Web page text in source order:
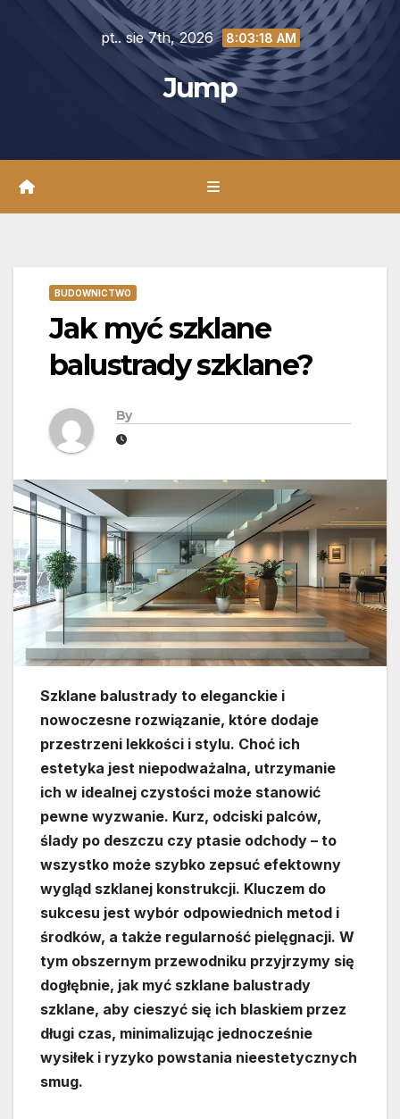
pt.. sie 7th, 2026 8:03:19 AM
Jump
BUDOWNICTWO
Jak myć szklane
balustrady szklane?
By
Szklane balustrady to eleganckie i
nowoczesne rozwiązanie, które dodaje
przestrzeni lekkości i stylu. Choć ich
estetyka jest niepodważalna, utrzymanie
ich w idealnej czystości może stanowić
pewne wyzwanie. Kurz, odciski palców,
ślady po deszczu czy ptasie odchody – to
wszystko może szybko zepsuć efektowny
wygląd szklanej konstrukcji. Kluczem do
sukcesu jest wybór odpowiednich metod i
środków, a także regularność pielęgnacji. W
tym obszernym przewodniku przyjrzymy się
dogłębnie, jak myć szklane balustrady
szklane, aby cieszyć się ich blaskiem przez
długi czas, minimalizując jednocześnie
wysiłek i ryzyko powstania nieestetycznych
smug.